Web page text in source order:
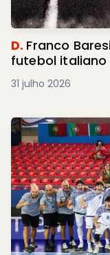
D. Franco
futebol italiano
31 julho 2026